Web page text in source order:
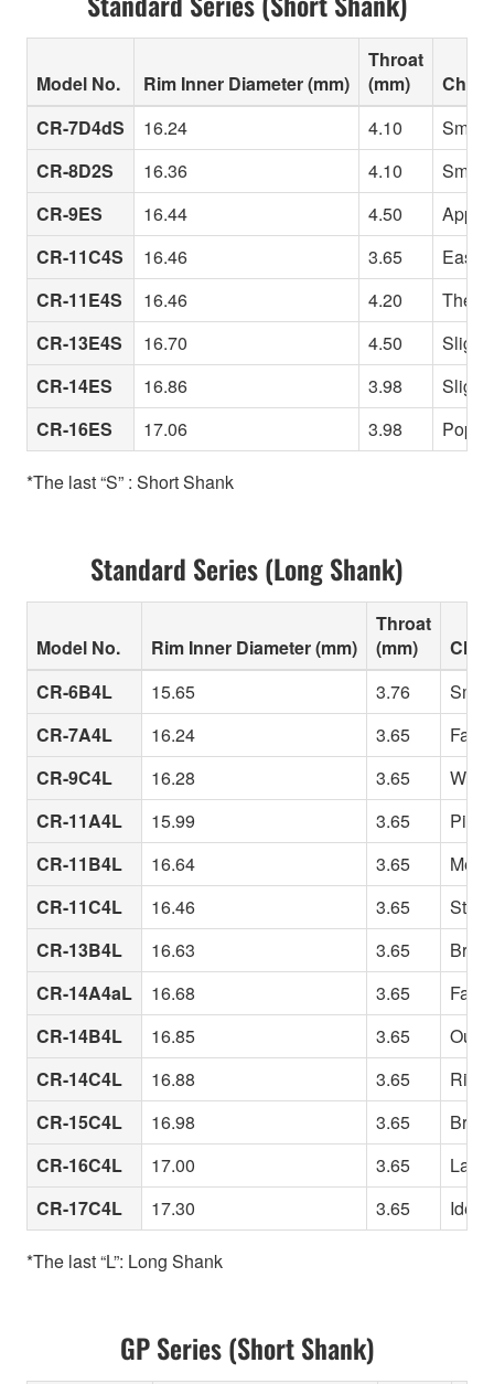
Model No. Rim Inner Diameter (mm)
Throat
(mm)
CR-7D4dS
16.24 4.10
Small
CR-8D2S
16.36 4.10
Small
CR-9ES
16.44 4.50
CR-11C4S
16.46 3.65
Easy
CR-11E4S
16.46 4.20
The
CR-13E4S
16.70 4.50
CR-14ES
16.86 3.98
CR-16ES
17.06 3.98
*The last “S” : Short Shank
Standard Series (Long Shank)
Model No. Rim Inner Diameter (mm)
Throat
(mm)
CR-6B4L
15.65 3.76
CR-7A4L
16.24 3.65
CR-9C4L
16.28 3.65
CR-11A4L
15.99 3.65
CR-11B4L
16.64 3.65
CR-11C4L
16.46 3.65
CR-13B4L
16.63 3.65
CR-14A4aL
16.68 3.65
CR-14B4L
16.85 3.65
CR-14C4L
16.88 3.65
Rim
CR-15C4L
16.98 3.65
CR-16C4L
17.00 3.65
CR-17C4L
17.30 3.65 Ideal
*The last “L”: Long Shank
GP Series (Short Shank)